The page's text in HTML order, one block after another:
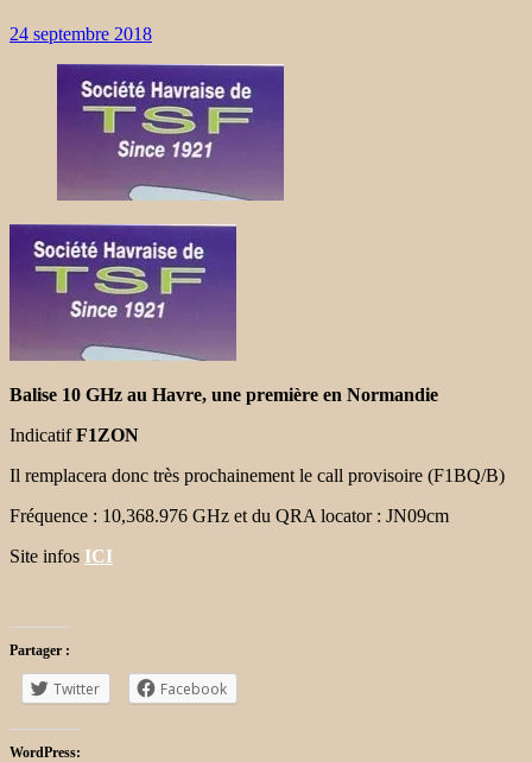
24 septembre 2018
Balise 10 GHz au Havre, une première en Normandie
IndicatifF1ZON
Il remplacera donc très prochainement le call provisoire (F1BQ/B)
Fréquence : 10,368.976 GHz et du QRA locator : JN09cm
Site infos ICI
Partager :
Twitter Facebook
WordPress: